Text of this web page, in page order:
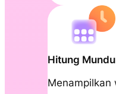
Hitung
Menampilkan